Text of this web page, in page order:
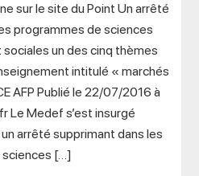
sur le site du Point Un arrêté
programmes de sciences
un des cinq thèmes
intitulé « marchés
AFP Publié le 22/07/2016 à
Le Medef s’est insurgé
arrêté supprimant dans les
[…]